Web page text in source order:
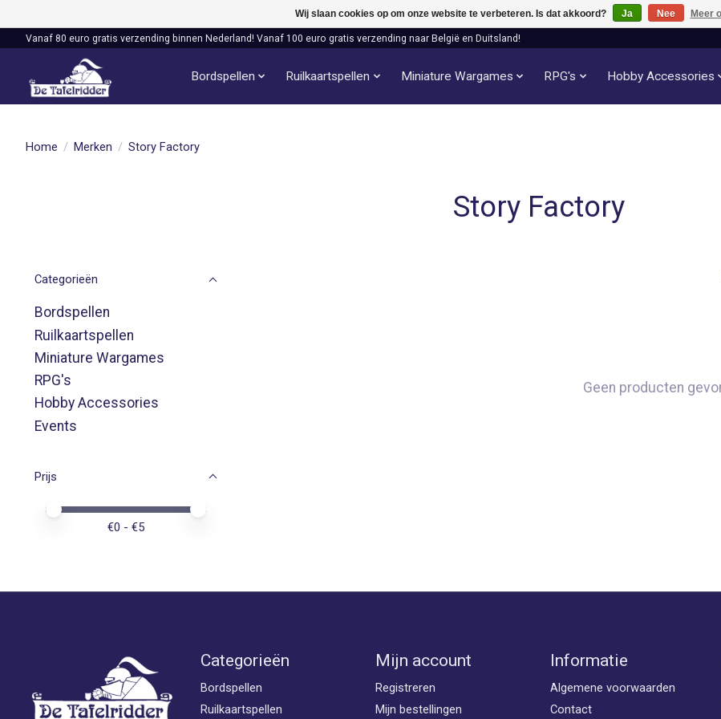
Vanaf 80 euro gratis verzending binnen Nederland! Vanaf 100 euro gratis verzending naar België en Duitsland!
Bordspellen Ruilkaartspellen Miniature Wargames RPG's Hobby Accessories
Home / Merken / Story Factory
Story Factory
Categorieën
Bordspellen
Ruilkaartspellen
Miniature Wargames
RPG's
Hobby Accessories
Events
Prijs
Minimale prijswaarde
Price maximum value
€0 - €5
Geen producten
Categorieën
Bordspellen
Ruilkaartspellen
Mijn account
Registreren
Mijn bestellingen
Informatie
Algemene voorwaarden
Contact
Wij slaan cookies op om onze website te verbeteren. Is dat akkoord? Ja Nee Meer